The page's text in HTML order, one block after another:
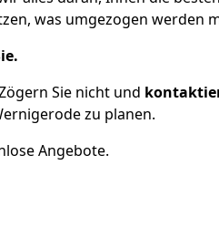
was umgezogen werden
Sie nicht und
zu planen.
Angebote.